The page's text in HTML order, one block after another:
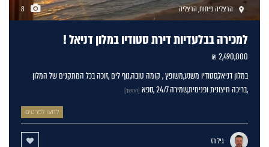
הרצליה פיתוח,הרצליה
למכירה בבלעדיות דירת סטודיו במלון דניאל !
2,490,000 ₪
במלון דניאל,סטודיו משגע,משופץ , קומה טובה,נוף לים ,זוכה בכל המתקנים של המלון
,בריכה חיצונית ופנימית,שמירה 24/7 ,ספא
[המשך]
לחצו לפרטים
גיל רז